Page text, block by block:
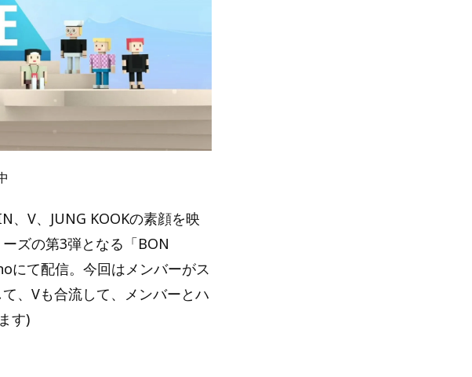
、V、JUNG KOOKの素顔を映
ーズの第3弾となる「BON
にて配信。今回はメンバーがス
、Vも合流して、メンバーとハ
す)